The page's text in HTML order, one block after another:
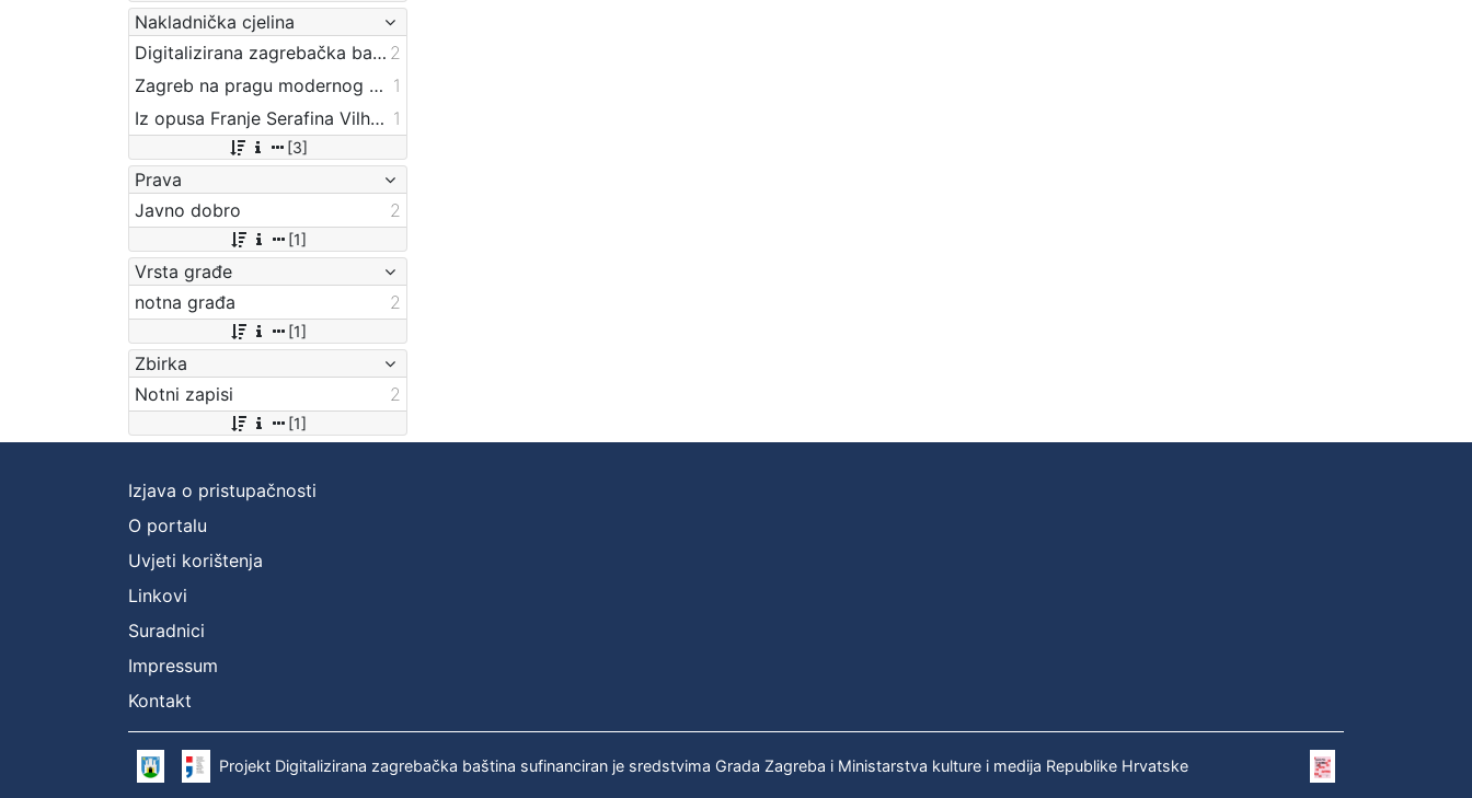
Nakladnička cjelina
Digitalizirana zagrebačka baština 2
Zagreb na pragu modernog doba 1
Iz opusa Franje Serafina Vilhara-Kalskog 1
[3]
Prava
Javno dobro
2
[1]
Vrsta građe
notna građa
2
[1]
Zbirka
Notni zapisi
2
[1]
Izjava o pristupačnosti
O portalu
Uvjeti korištenja
Linkovi
Suradnici
Impressum
Kontakt
Projekt Digitalizirana zagrebačka baština sufinanciran je sredstvima Grada Zagreba i Ministarstva kulture i medija Republike Hrvatske